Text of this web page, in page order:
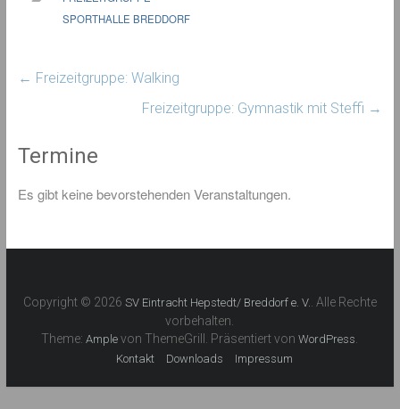
SPORTHALLE BREDDORF
← Freizeitgruppe: Walking
Freizeitgruppe: Gymnastik mit Steffi →
Termine
Es gibt keine bevorstehenden Veranstaltungen.
Copyright © 2026 SV Eintracht Hepstedt/ Breddorf e. V. . Alle Rechte
vorbehalten.
Theme:Ample von ThemeGrill. Präsentiert vonWordPress
Kontakt Downloads Impressum